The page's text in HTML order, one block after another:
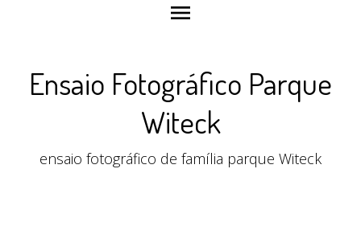
menu
Ensaio Fotográfico Parque
Witeck
ensaio fotográfico de família parque Witeck